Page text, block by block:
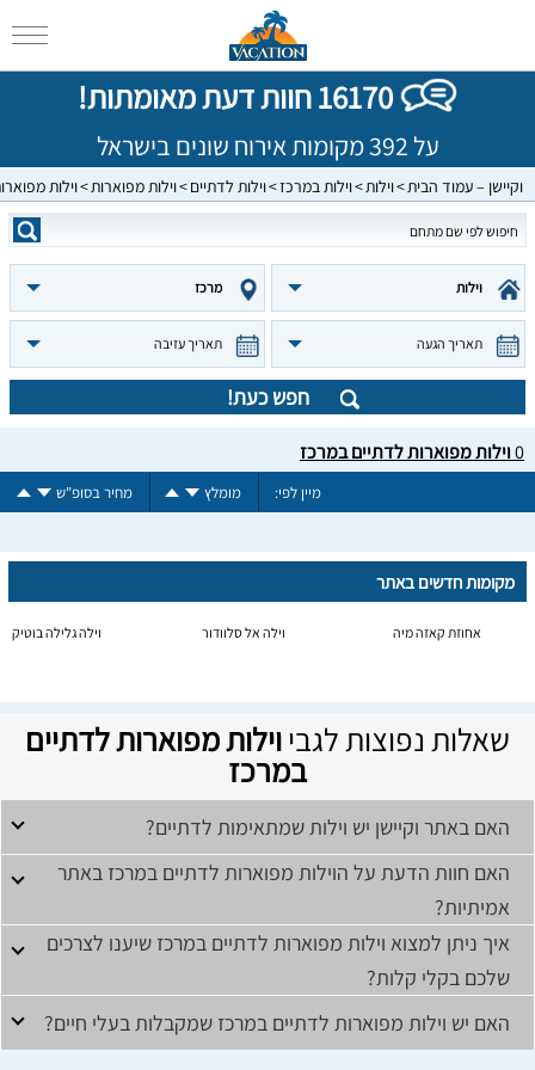
16170 חוות דעת מאומתות!
על 392 מקומות אירוח שונים בישראל
וקיישן – עמוד הבית וילות וילות במרכז וילות לדתיים וילות מפוארות וילות
וילות מרכז
תאריך הגעה תאריך עזיבה
חפש כעת!
0וילות מפוארות לדתיים במרכז
מיין לפי: מומלץ מחיר בסופ"ש
מקומות חדשים באתר
אחוזת קאזה מיה וילה אל סלוודור וילה גלילה בוטיק
שאלות נפוצות לגביוילות מפוארות לדתיים
במרכז
האם באתר וקיישן יש וילות שמתאימות לדתיים?
האם חוות הדעת על הוילות מפוארות לדתיים במרכז באתר
אמיתיות?
איך ניתן למצוא וילות מפוארות לדתיים במרכז שיענו לצרכים
שלכם בקלי קלות?
האם יש וילות מפוארות לדתיים במרכז שמקבלות בעלי חיים?